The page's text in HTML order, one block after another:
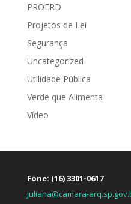
PROERD
Projetos de Lei
Segurança
Uncategorized
Utilidade Pública
Verde que Alimenta
Vídeo
Fone: (16) 3301-0617
juliana@camara-